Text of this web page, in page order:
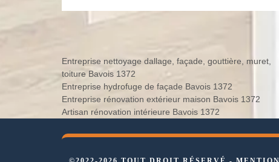
Entreprise nettoyage dallage, façade, gouttière, muret,
toiture Bavois 1372
Entreprise hydrofuge de façade Bavois 1372
Entreprise rénovation extérieur maison Bavois 1372
Artisan rénovation intérieure Bavois 1372